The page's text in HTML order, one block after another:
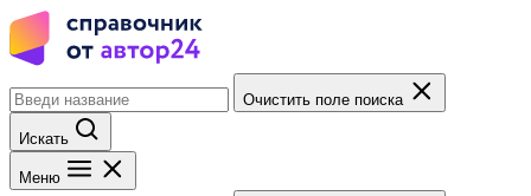
Очистить поле поиска
Искать
Меню